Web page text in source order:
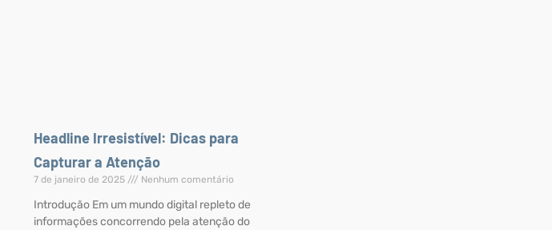
Headline Irresistível: Dicas para
Capturar a Atenção
7 de janeiro de 2025 Nenhum comentário
Introdução Em um mundo digital repleto de
informações concorrendo pela atenção do